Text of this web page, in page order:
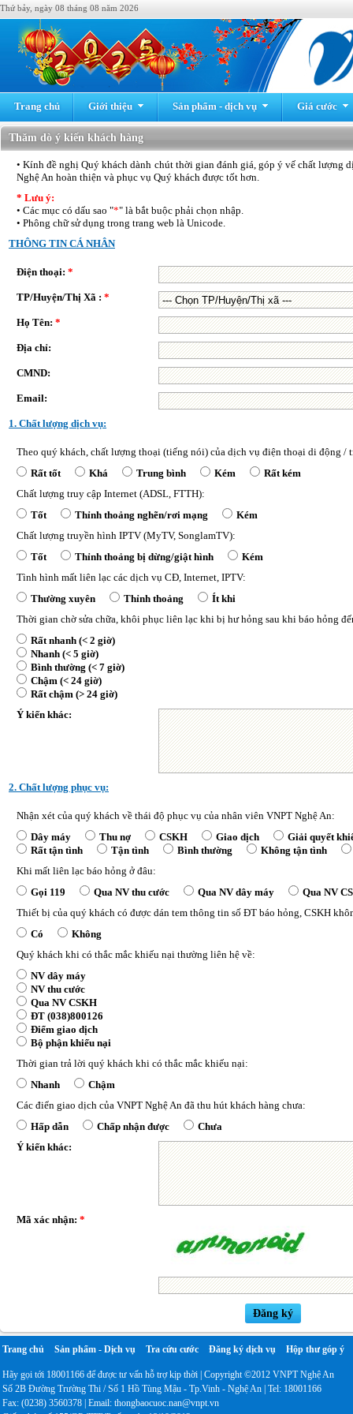
Thứ bảy, ngày 08 tháng 08 năm 2026
Trang chủ Giới thiệu Sản phẩm - dịch vụ Giá cước
Thăm dò ý kiến khách hàng
• Kính đề nghị Quý khách dành chút thời gian đánh giá, góp ý vế chất lượng
Nghệ An hoàn thiện và phục vụ Quý khách được tốt hơn.
* Lưu ý:
• Các mục có dấu sao "*" là bắt buộc phải chọn nhập.
• Phông chữ sử dụng trong trang web là Unicode.
THÔNG TIN CÁ NHÂN
Điện thoại: *
TP/Huyện/Thị Xã : *
Họ Tên: *
Địa chỉ:
CMND:
Email:
1. Chất lượng dịch vụ:
Theo quý khách, chất lượng thoại (tiếng nói) của dịch vụ điện thoại di động /
Rất tốt
Khá Trung bình Kém
Rất kém
Chất lượng truy cập Internet (ADSL, FTTH):
Tốt
Thỉnh thoảng nghẽn/rơi mạng
Kém
Chất lượng truyền hình IPTV (MyTV, SonglamTV):
Tốt
Thỉnh thoảng bị dừng/giật hình
Kém
Tình hình mất liên lạc các dịch vụ CĐ, Internet, IPTV:
Thường xuyên
Thỉnh thoảng
Ít khi
Thời gian chờ sửa chữa, khôi phục liên lạc khi bị hư hỏng sau khi báo hỏng
Rất nhanh (< 2 giờ)
Nhanh (< 5 giờ)
Bình thường (< 7 giờ)
Chậm (< 24 giờ)
Rất chậm (> 24 giờ)
Ý kiến khác:
2. Chất lượng phục vụ:
Nhận xét của quý khách về thái độ phục vụ của nhân viên VNPT Nghệ An:
Dây máy
Thu nợ CSKH Giao dịch
Giải quyết
Rất tận tình
Tận tình Bình thường
Không tận tình
Khi mất liên lạc báo hỏng ở đâu:
Gọi 119
Qua NV thu cước Qua NV dây máy
Qua NV
Thiết bị của quý khách có được dán tem thông tin số ĐT báo hỏng, CSKH
Có
Không
Quý khách khi có thắc mắc khiếu nại thường liên hệ về:
NV dây máy
NV thu cước
Qua NV CSKH
ĐT (038)800126
Điểm giao dịch
Bộ phận khiếu nại
Thời gian trả lời quý khách khi có thắc mắc khiếu nại:
Nhanh
Chậm
Các điển giao dịch của VNPT Nghệ An đã thu hút khách hàng chưa:
Hấp dẫn
Chấp nhận được
Chưa
Ý kiến khác:
Mã xác nhận: *
Trang chủ Sản phẩm - Dịch vụ Tra cứu cước Đăng ký dịch vụ Hộp thư góp ý
Hãy gọi tới 18001166 để được tư vấn hỗ trợ kịp thời | Copyright ©2012 VNPT Nghệ An
Số 2B Đường Trường Thi / Số 1 Hồ Tùng Mậu - Tp.Vinh - Nghệ An | Tel: 18001166
Fax: (0238) 3560378 | Email: thongbaocuoc.nan@vnpt.vn